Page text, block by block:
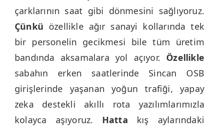
çarklarının saat gibi dönmesini sağlıyoruz.
Çünkü özellikle ağır sanayi kollarında tek
bir personelin gecikmesi bile tüm üretim
bandında aksamalara yol açıyor. Özellikle
sabahın erken saatlerinde Sincan OSB
girişlerinde yaşanan yoğun trafiği, yapay
zeka destekli akıllı rota yazılımlarımızla
kolayca aşıyoruz. Hatta kış aylarındaki